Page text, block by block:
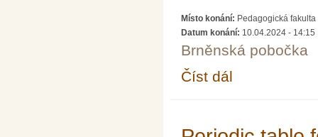
Místo konání: Pedagogická
Datum konání: 10.04.2024 - 14:15
Brněnská pobočka
Číst dál